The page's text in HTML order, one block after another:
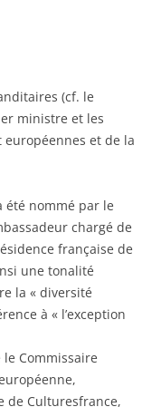
(cf. le
ministre et les
et de la
été nommé par le
chargé de
française de
une tonalité
la « diversité
à « l’exception
Commissaire
de Culturesfrance,